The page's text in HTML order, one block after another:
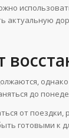
актуальную
однако
до
от
готовыми к